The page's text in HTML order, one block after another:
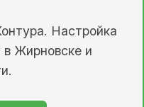
Настройка
в Жирновске и